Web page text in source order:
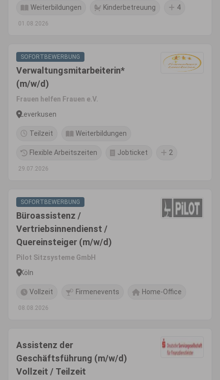
Weiterbildungen Kinderbetreuung 4
01.08.2026
SOFORTBEWERBUNG
Verwaltungsmitarbeiterin*
(m/w/d)
Frauen helfen Frauen e.V.
Leverkusen
Teilzeit Weiterbildungen
Flexible Arbeitszeiten Jobticket 2
29.07.2026
SOFORTBEWERBUNG
Büroassistenz /
Vertriebsinnendienst /
Quereinsteiger (m/w/d)
Pilot Sitzsysteme GmbH
Köln
Vollzeit Firmenevents Home-Office
08.08.2026
Assistenz der
Geschäftsführung (m/w/d)
Vollzeit / Teilzeit